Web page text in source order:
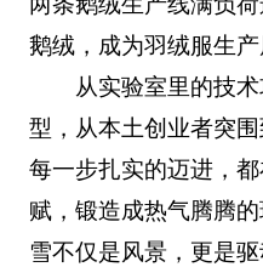
鹅绒，成为羽绒服生产
从实验室里的技
型，从本土创业者突
每一步扎实的迈进，
赋，锻造成热气腾腾
雪不仅是风景，更是